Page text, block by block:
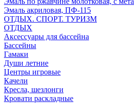
Эмаль акриловая, ПФ-115
ОТДЫХ. СПОРТ. ТУРИЗМ
ОТДЫХ
Аксессуары для бассейна
Бассейны
Гамаки
Души летние
Центры игровые
Качели
Кресла, шезлонги
Кровати раскладные